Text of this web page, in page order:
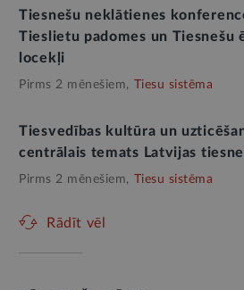
Tiesnešu neklātienes
Tieslietu padomes un Tiesnešu
locekļi
Pirms 2 mēnešiem, Tiesu sistēma
Tiesvedības kultūra un
centrālais temats Latvijas
Pirms 2 mēnešiem, Tiesu sistēma
Rādīt vēl